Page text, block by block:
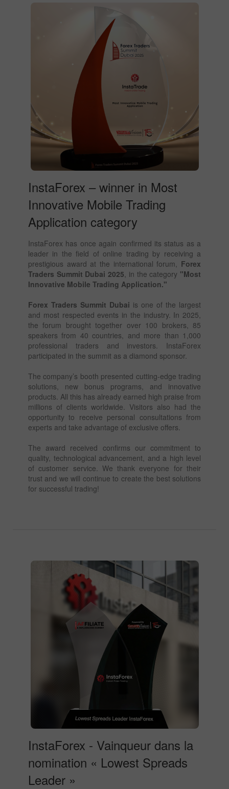
InstaForex – winner in Most
Innovative Mobile Trading
Application category
InstaForex has once again confirmed its status as a
leader in the field of online trading by receiving a
prestigious award at the international forum, Forex
Traders Summit Dubai 2025 , in the category "Most
Innovative Mobile Trading Application."
Forex Traders Summit Dubai is one of the largest
and most respected events in the industry. In 2025,
the forum brought together over 100 brokers, 85
speakers from 40 countries, and more than 1,000
professional traders and investors. InstaForex
participated in the summit as a diamond sponsor.
The company’s booth presented cutting-edge trading
solutions, new bonus programs, and innovative
products. All this has already earned high praise from
millions of clients worldwide. Visitors also had the
opportunity to receive personal consultations from
experts and take advantage of exclusive offers.
The award received confirms our commitment to
quality, technological advancement, and a high level
of customer service. We thank everyone for their
trust and we will continue to create the best solutions
for successful trading!
InstaForex - Vainqueur dans la
nomination « Lowest Spreads
Leader »